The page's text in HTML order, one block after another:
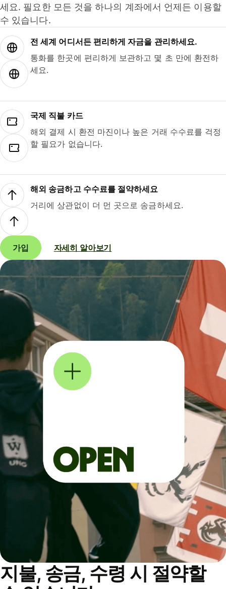
세요. 필요한 모든 것을 하나의 계좌에서 언제든 이용할
수 있습니다.
전 세계 어디서든 편리하게 자금을 관리하세요.
통화를 한곳에 편리하게 보관하고 몇 초 만에 환전하
세요.
국제 직불 카드
해외 결제 시 환전 마진이나 높은 거래 수수료를 걱정
할 필요가 없습니다.
해외 송금하고 수수료를 절약하세요
거리에 상관없이 더 먼 곳으로 송금하세요.
가입 자세히 알아보기
지불, 송금, 수령 시 절약할